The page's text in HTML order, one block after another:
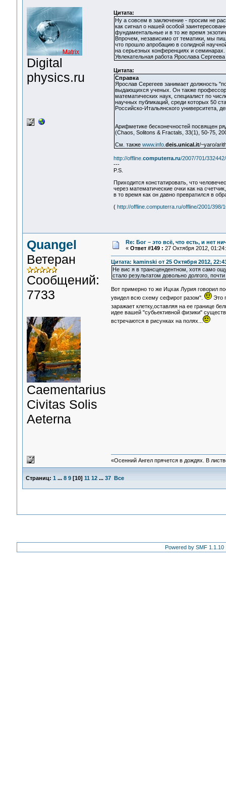
Digital
physics.ru
Цитата:
Ну а совсем в заключение - просим не
как сигнал о нашей особой
фундаментальные и в то же время
Впрочем, независимо от тематики, мы
что прошло апробацию в солидной
на серьезных конференциях и семинарах.
Увлекательная работа Ярослава
Цитата:
Cправка
Ярослав Серегеев занимает должность
выдающихся ученых. Он также профессор
математических наук, специалист по
научных публикаций, среди которых 50
Российско-Итальянского университета,
Арифметике бесконечностей посвящен
(Chaos, Solitons & Fractals, 33(1), 50-75,
См. также www.info. deis.unical.it/~yaro/
http://offline. computerra.ru/2007/701/332442/
---
P.S.
Приходится констатировать, что
через математические очки как на
в то время как он давно превратился в
( http://offline.computerra.ru/offline/2001/398/
Quangel
Ветеран
Сообщений:
7733
Сaementarius
Civitas Solis
Aeterna
Re: Бог – это всё, что есть, и нет
« Ответ #149 : 27 Октября 2012,
Цитата: kaminski от 25 Октября 2012,
Не вис я в трансцендентном, хотя само
стало результатом довольно долгого,
Вот примерно то же Ицхак Лурия говорил
увидел всю схему сефирот разом".
Это
заражает клетку,оставляя на ее границе
идее вашей "субьективной физики"
встречаются в рисунках на полях...
«Осенний Ангел прячется в дождях. В
Страниц: 1 ... 8 9[10] 11 12 ... 37 Все
Powered by SMF 1.1.10